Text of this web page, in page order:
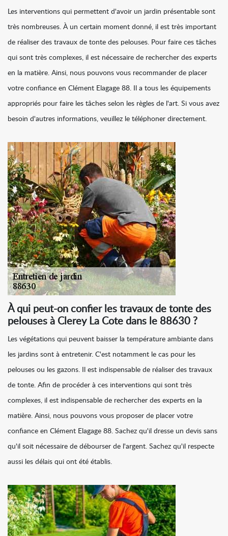
Les interventions qui permettent d'avoir un jardin présentable sont
très nombreuses. À un certain moment donné, il est très important
de réaliser des travaux de tonte des pelouses. Pour faire ces tâches
qui sont très complexes, il est nécessaire de rechercher des experts
en la matière. Ainsi, nous pouvons vous recommander de placer
votre confiance en Clément Elagage 88. Il a tous les équipements
appropriés pour faire les tâches selon les règles de l'art. Si vous avez
besoin d'autres informations, veuillez le téléphoner directement.
À qui peut-on confier les travaux de tonte des
pelouses à Clerey La Cote dans le 88630 ?
Les végétations qui peuvent baisser la température ambiante dans
les jardins sont à entretenir. C'est notamment le cas pour les
pelouses ou les gazons. Il est indispensable de réaliser des travaux
de tonte. Afin de procéder à ces interventions qui sont très
complexes, il est indispensable de rechercher des experts en la
matière. Ainsi, nous pouvons vous proposer de placer votre
confiance en Clément Elagage 88. Sachez qu'il dresse un devis sans
qu'il soit nécessaire de débourser de l'argent. Sachez qu'il respecte
aussi les délais qui ont été établis.